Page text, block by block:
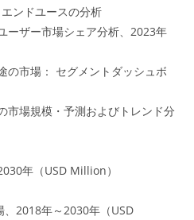
ンドユースの分析
ーザー市場シェア分析、2023年
の市場： セグメントダッシュボ
市場規模・予測およびトレンド分
年（USD Million）
2018年～2030年（USD